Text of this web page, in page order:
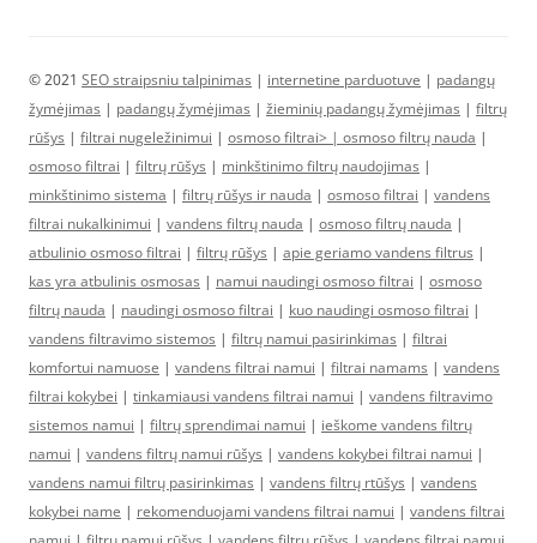
© 2021 SEO straipsniu talpinimas | internetine parduotuve | padangų
žymėjimas | padangų žymėjimas | žieminių padangų žymėjimas | filtrų
rūšys | filtrai nugeležinimui | osmoso filtrai> | osmoso filtrų nauda |
osmoso filtrai | filtrų rūšys | minkštinimo filtrų naudojimas |
minkštinimo sistema | filtrų rūšys ir nauda | osmoso filtrai | vandens
filtrai nukalkinimui | vandens filtrų nauda | osmoso filtrų nauda |
atbulinio osmoso filtrai | filtrų rūšys | apie geriamo vandens filtrus |
kas yra atbulinis osmosas | namui naudingi osmoso filtrai | osmoso
filtrų nauda | naudingi osmoso filtrai | kuo naudingi osmoso filtrai |
vandens filtravimo sistemos | filtrų namui pasirinkimas | filtrai
komfortui namuose | vandens filtrai namui | filtrai namams | vandens
filtrai kokybei | tinkamiausi vandens filtrai namui | vandens filtravimo
sistemos namui | filtrų sprendimai namui | ieškome vandens filtrų
namui | vandens filtrų namui rūšys | vandens kokybei filtrai namui |
vandens namui filtrų pasirinkimas | vandens filtrų rtūšys | vandens
kokybei name | rekomenduojami vandens filtrai namui | vandens filtrai